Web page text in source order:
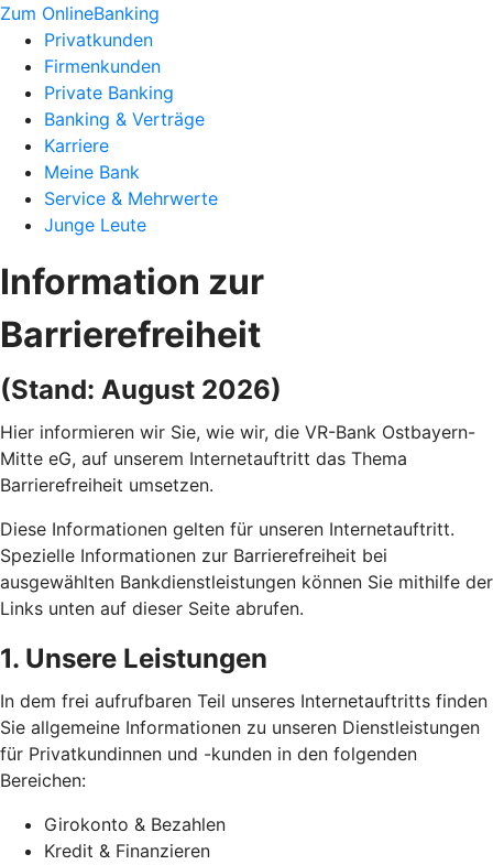
Zum OnlineBanking
Privatkunden
Firmenkunden
Private Banking
Banking & Verträge
Karriere
Meine Bank
Service & Mehrwerte
Junge Leute
Information zur
Barrierefreiheit
(Stand: August 2026)
Hier informieren wir Sie, wie wir, die VR-Bank Ostbayern-
Mitte eG, auf unserem Internetauftritt das Thema
Barrierefreiheit umsetzen.
Diese Informationen gelten für unseren Internetauftritt.
Spezielle Informationen zur Barrierefreiheit bei
ausgewählten Bankdienstleistungen können Sie mithilfe der
Links unten auf dieser Seite abrufen.
1. Unsere Leistungen
In dem frei aufrufbaren Teil unseres Internetauftritts finden
Sie allgemeine Informationen zu unseren Dienstleistungen
für Privatkundinnen und -kunden in den folgenden
Bereichen:
Girokonto & Bezahlen
Kredit & Finanzieren